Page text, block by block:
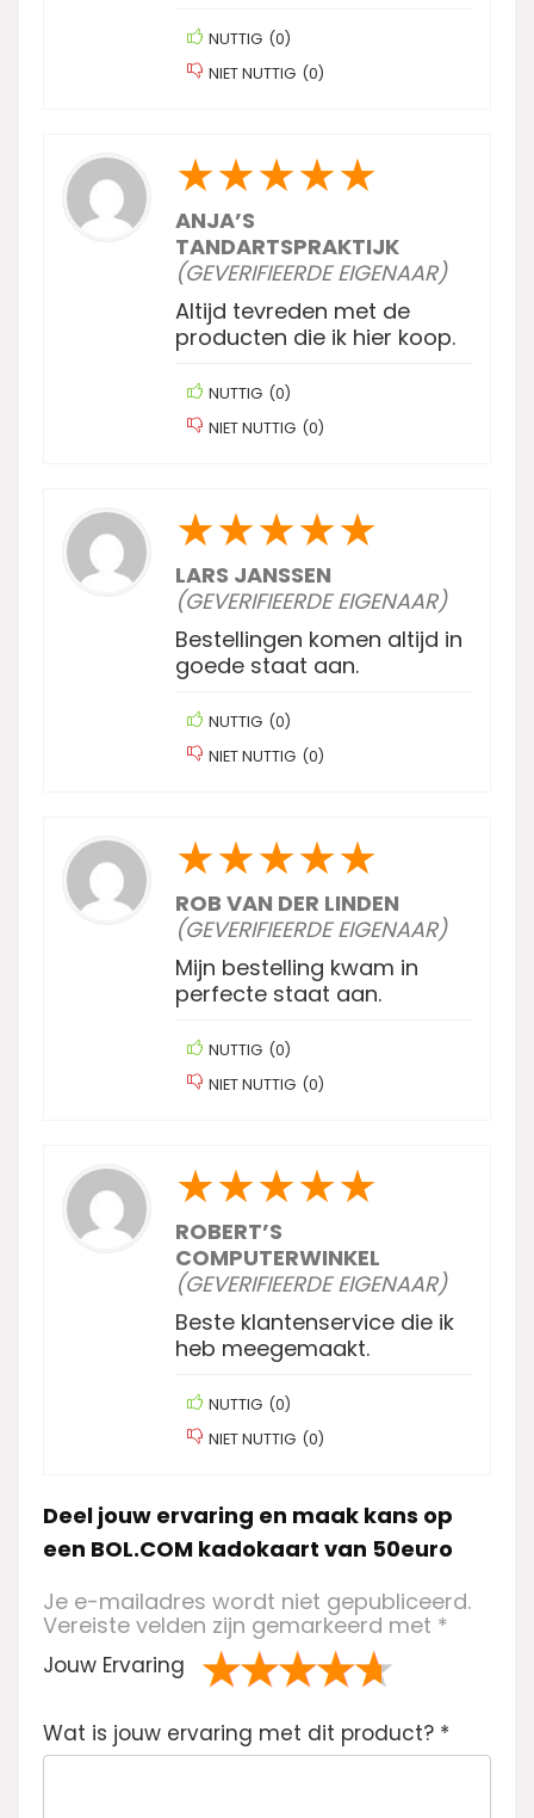
NUTTIG (0)
NIET NUTTIG (0)
★★★★★
ANJA’S
TANDARTSPRAKTIJK
(GEVERIFIEERDE EIGENAAR)
Altijd tevreden met de
producten die ik hier koop.
NUTTIG (0)
NIET NUTTIG (0)
★★★★★
LARS JANSSEN
(GEVERIFIEERDE EIGENAAR)
Bestellingen komen altijd in
goede staat aan.
NUTTIG (0)
NIET NUTTIG (0)
★★★★★
ROB VAN DER LINDEN
(GEVERIFIEERDE EIGENAAR)
Mijn bestelling kwam in
perfecte staat aan.
NUTTIG (0)
NIET NUTTIG (0)
★★★★★
ROBERT’S
COMPUTERWINKEL
(GEVERIFIEERDE EIGENAAR)
Beste klantenservice die ik
heb meegemaakt.
NUTTIG (0)
NIET NUTTIG (0)
Deel jouw ervaring en maak kans op
een BOL.COM kadokaart van 50euro
Je e-mailadres wordt niet gepubliceerd.
Vereiste velden zijn gemarkeerd met *
Jouw Ervaring
va
n
de 5
sterren
sterren
sterren
sterren
Wat is jouw ervaring met dit product? *